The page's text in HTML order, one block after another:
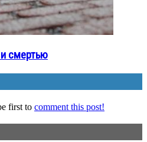
смертью
first to comment this post!